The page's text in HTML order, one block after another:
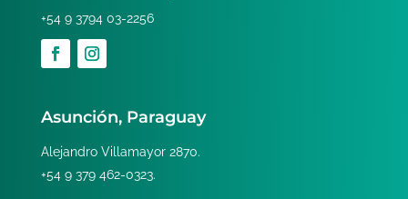
+54 9 3794 03-2256
Asunción, Paraguay
Alejandro Villamayor 2870.
+54 9 379 462-0323.